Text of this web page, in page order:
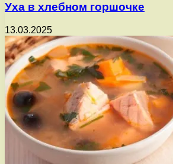
Уха в хлебном горшочке
13.03.2025